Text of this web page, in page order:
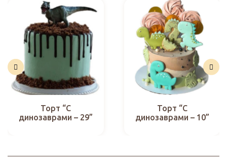
Торт “С
динозаврами – 29”
Торт “С
динозаврами – 10”